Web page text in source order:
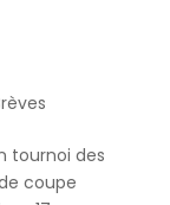
tournoi des
coupe